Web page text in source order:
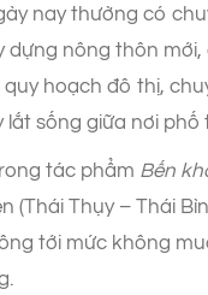
nay thường có
dựng nông thôn
hoạch đô thị,
lắt sống giữa nơi
tác phẩm Bến
(Thái Thụy – Thái
tới mức không